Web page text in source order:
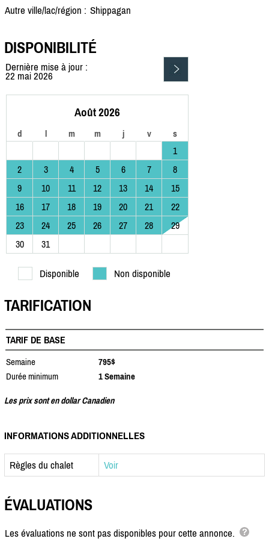
Autre ville/lac/région : Shippagan
DISPONIBILITÉ
Dernière mise à jour :
22 mai 2026
Août 2026
d l m m j v s
1
2
3 4 5 6 7
8
9
10 11 12 13 14
15
16
17 18 19 20 21
22
23
24 25 26 27 28
29
30
31
Disponible Non disponible
TARIFICATION
TARIF DE BASE
Semaine
795$
Durée minimum
1 Semaine
Les prix sont en dollar Canadien
INFORMATIONS ADDITIONNELLES
Règles du chalet Voir
ÉVALUATIONS
Les évaluations ne sont pas disponibles pour cette annonce.